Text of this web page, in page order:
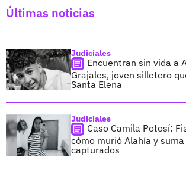
Últimas noticias
Judiciales
Encuentran sin vida a
Grajales, joven silletero
Santa Elena
Judiciales
Caso Camila Potosí:
cómo murió Alahía y
capturados